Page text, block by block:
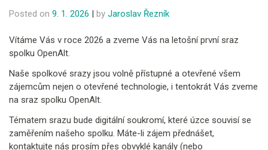
Posted on 9. 1. 2026 | by Jaroslav Řezník
Vítáme Vás v roce 2026 a zveme Vás na letošní první sraz
spolku OpenAlt.
Naše spolkové srazy jsou volně přístupné a otevřené všem
zájemcům nejen o otevřené technologie, i tentokrát Vás zveme
na sraz spolku OpenAlt.
Tématem srazu bude digitální soukromí, které úzce souvisí se
zaměřením našeho spolku. Máte-li zájem přednášet,
kontaktujte nás prosím přes obvyklé kanály (nebo